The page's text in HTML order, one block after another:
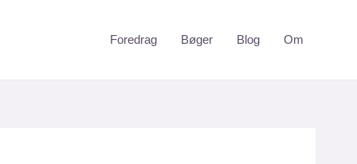
Foredrag Bøger Blog Om